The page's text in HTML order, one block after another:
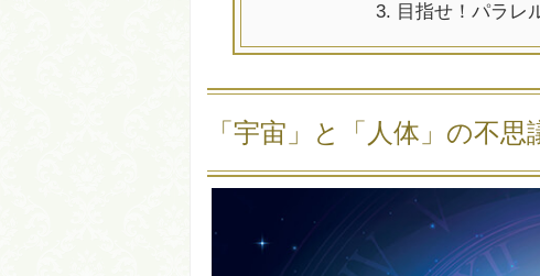
3. 目指せ！パラレ
「宇宙」と「人体」の不思